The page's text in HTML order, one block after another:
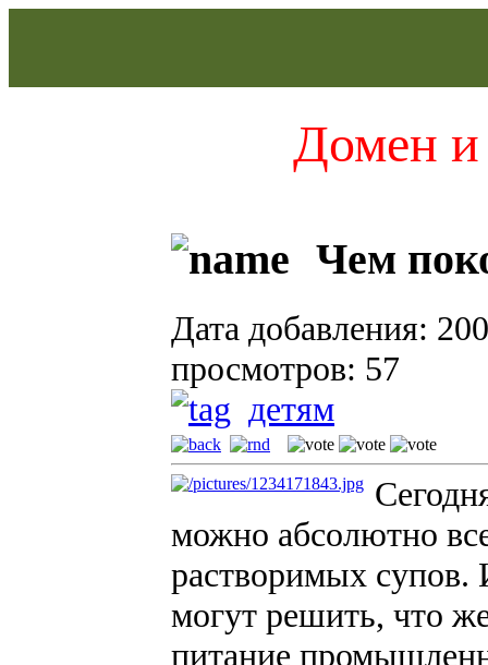
Домен и
Чем
Дата добавления:
просмотров: 57
детям
можно абсолютно
растворимых супов.
могут решить, что
питание